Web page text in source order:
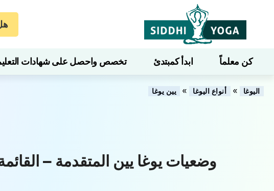
كن معلماً ابدأ كمبتدئ تخصص واحصل على شهادات
اليوغا » أنواع اليوغا » يين يوغا
وضعيات يوغا يين المتقدمة –